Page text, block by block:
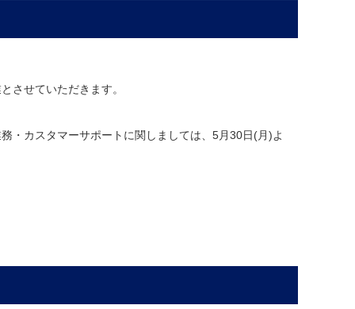
させていただきます。
・カスタマーサポートに関しましては、5月30日(月)よ